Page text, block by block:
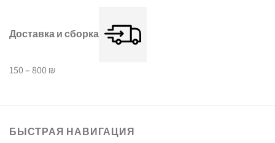
Доставка и сборка
150 – 800 ₪
БЫСТРАЯ НАВИГАЦИЯ